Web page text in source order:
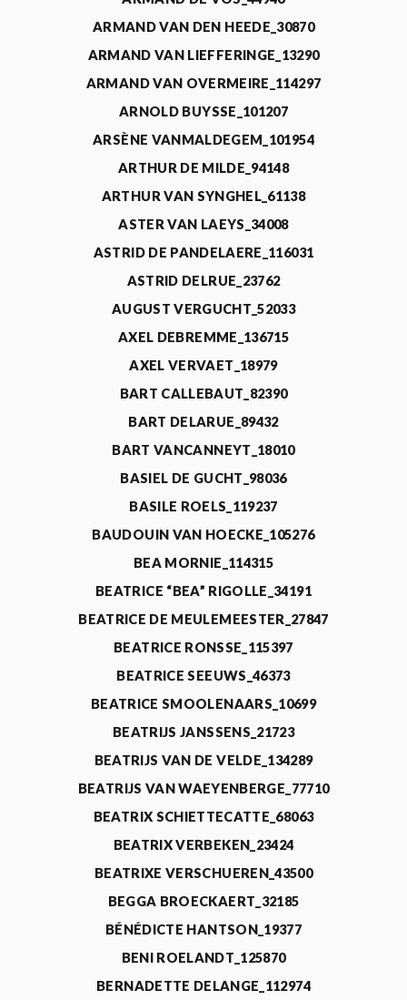
ARMAND VAN DEN HEEDE_30870
ARMAND VAN LIEFFERINGE_13290
ARMAND VAN OVERMEIRE_114297
ARNOLD BUYSSE_101207
ARSÈNE VANMALDEGEM_101954
ARTHUR DE MILDE_94148
ARTHUR VAN SYNGHEL_61138
ASTER VAN LAEYS_34008
ASTRID DE PANDELAERE_116031
ASTRID DELRUE_23762
AUGUST VERGUCHT_52033
AXEL DEBREMME_136715
AXEL VERVAET_18979
BART CALLEBAUT_82390
BART DELARUE_89432
BART VANCANNEYT_18010
BASIEL DE GUCHT_98036
BASILE ROELS_119237
BAUDOUIN VAN HOECKE_105276
BEA MORNIE_114315
BEATRICE “BEA” RIGOLLE_34191
BEATRICE DE MEULEMEESTER_27847
BEATRICE RONSSE_115397
BEATRICE SEEUWS_46373
BEATRICE SMOOLENAARS_10699
BEATRIJS JANSSENS_21723
BEATRIJS VAN DE VELDE_134289
BEATRIJS VAN WAEYENBERGE_77710
BEATRIX SCHIETTECATTE_68063
BEATRIX VERBEKEN_23424
BEATRIXE VERSCHUEREN_43500
BEGGA BROECKAERT_32185
BÉNÉDICTE HANTSON_19377
BENI ROELANDT_125870
BERNADETTE DELANGE_112974